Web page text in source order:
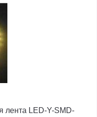
лента LED-Y-SMD-